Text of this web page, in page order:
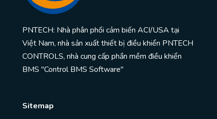
PNTECH: Nhà phân phối cảm biến ACI/USA tại
Việt Nam, nhà sản xuất thiết bị điều khiển PNTECH
CONTROLS, nhà cung cấp phần mềm điều khiển
BMS "Control BMS Software"
Sitemap